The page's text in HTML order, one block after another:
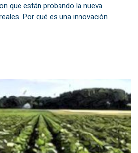
que están probando la nueva
Por qué es una innovación